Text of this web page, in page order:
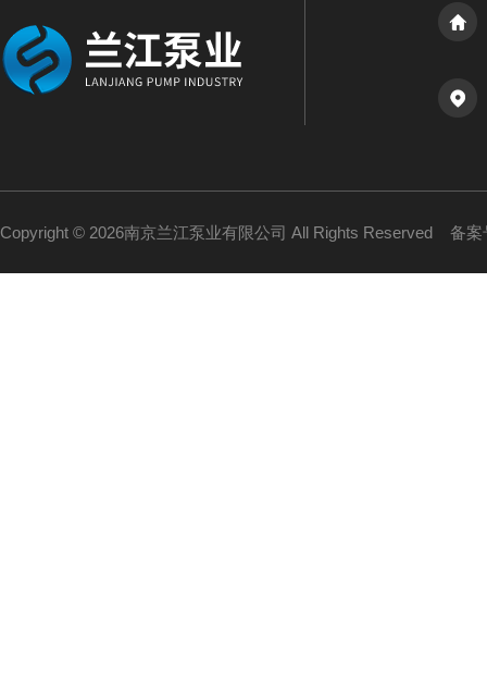
Copyright © 2026南京兰江泵业有限公司 All Rights Reserved 备案